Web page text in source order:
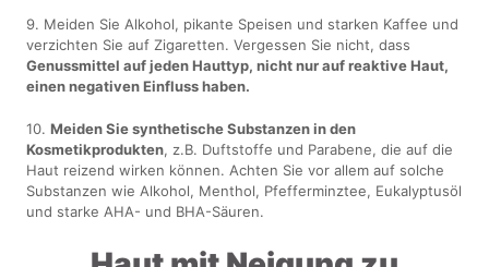
9. Meiden Sie Alkohol, pikante Speisen und starken Kaffee und
verzichten Sie auf Zigaretten. Vergessen Sie nicht, dass
Genussmittel auf jeden Hauttyp, nicht nur auf reaktive Haut,
einen negativen Einfluss haben.
10.Meiden Sie synthetische Substanzen in den
Kosmetikprodukten, z.B. Duftstoffe und Parabene, die auf die
Haut reizend wirken können. Achten Sie vor allem auf solche
Substanzen wie Alkohol, Menthol, Pfefferminztee, Eukalyptusöl
und starke AHA- und BHA-Säuren.